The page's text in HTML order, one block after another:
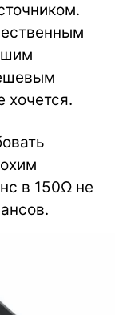
хочется.
в 150Ω не